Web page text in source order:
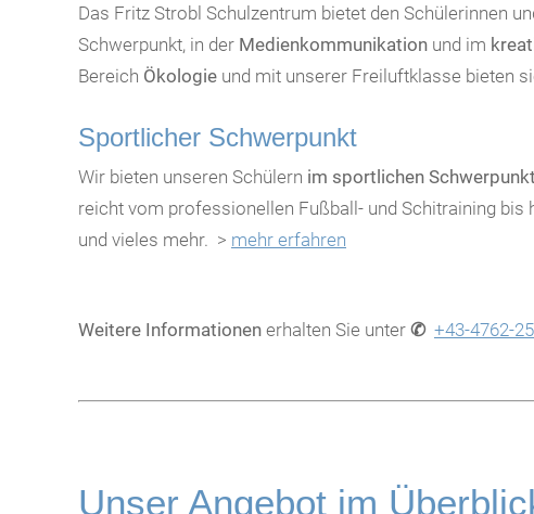
Das Fritz Strobl Schulzentrum bietet den Schülerinnen
Schwerpunkt, in der Medienkommunikation und im
Bereich Ökologie und mit unserer Freiluftklasse bieten
Sportlicher Schwerpunkt
Wir bieten unseren Schülern im sportlichen Schwerpunkt
reicht vom professionellen Fußball- und Schitraining bis
und vieles mehr. > mehr erfahren
Weitere Informationen erhalten Sie unter ✆ +43-4762-
Unser Angebot im